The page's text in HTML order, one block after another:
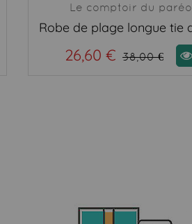
Le comptoir du paréo
26,60 € 38,00 €